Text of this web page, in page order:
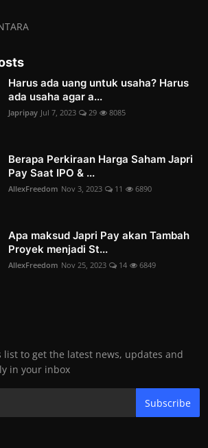
Harus ada uang untuk usaha? Harus
ada usaha agar a...
Japripay Jul 7, 2023 29 8085
Berapa Perkiraan Harga Saham Japri
Pay Saat IPO & ...
AllexFreedom Nov 3, 2023 11 6890
Apa maksud Japri Pay akan Tambah
Proyek menjadi St...
AllexFreedom Nov 25, 2023 14 6849
list to get the latest news, updates and
in your inbox
Subscribe